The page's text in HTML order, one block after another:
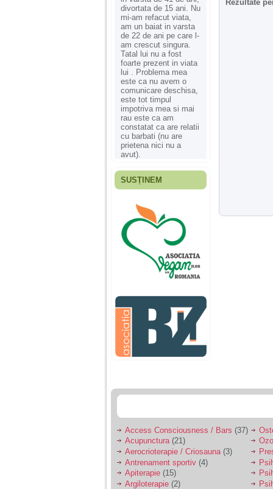
divortata de 15 ani. Nu
mi-am refacut viata,
am un baiat in varsta
de 22 de ani pe care l-
am crescut singura.
Tatal lui nu a fost
foarte prezent in viata
lui . Problema mea
este ca nu avem o
comunicare deschisa,
este tot timpul
impotriva mea si mai
rau este ca am
constatat ca are relatii
cu barbati (nu are
prietena nici nu a
avut).
Fiica mea s-a nascut
ani, privind in urma
realizez cat de multe
greseli am facut in
educatia si cresterea
ei, am fost o mama
egoista, preocupata
de implinirea
profesionala, cand ea
era mica am neglijat-
agresiva, orice
greseala era taxata cu
o palma sau pedepse.
De 4 ani am o relatie
serioasa cu un barbat
sa se manifeste o
Ma aflu aici pentru ca
vreau sa stiu daca am
nevoie de un psiholog
sau psihiatru.
SUSȚINEM
Rezultate
Access Consciousness / Bars (37)
Acupunctura(21)
Aerocrioterapie / Criosauna (3)
Antrenament sportiv (4)
Apiterapie (15)
Argiloterapie (2)